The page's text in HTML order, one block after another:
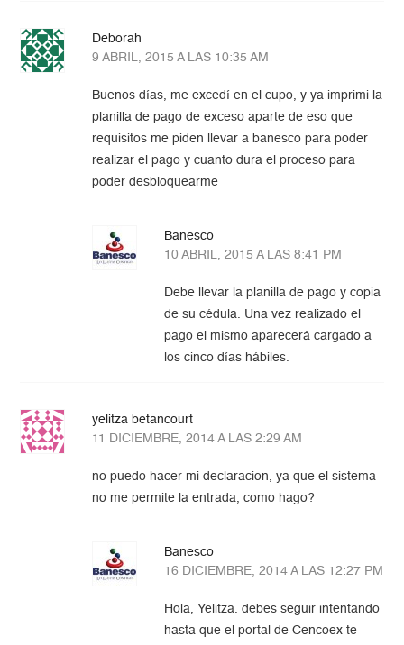
Deborah
9 ABRIL, 2015 A LAS 10:35 AM
Buenos días, me excedí en el cupo, y ya imprimi la
planilla de pago de exceso aparte de eso que
requisitos me piden llevar a banesco para poder
realizar el pago y cuanto dura el proceso para
poder desbloquearme
Banesco
10 ABRIL, 2015 A LAS 8:41 PM
Debe llevar la planilla de pago y copia
de su cédula. Una vez realizado el
pago el mismo aparecerá cargado a
los cinco días hábiles.
yelitza betancourt
11 DICIEMBRE, 2014 A LAS 2:29 AM
no puedo hacer mi declaracion, ya que el sistema
no me permite la entrada, como hago?
Banesco
16 DICIEMBRE, 2014 A LAS 12:27 PM
Hola, Yelitza. debes seguir intentando
hasta que el portal de Cencoex te